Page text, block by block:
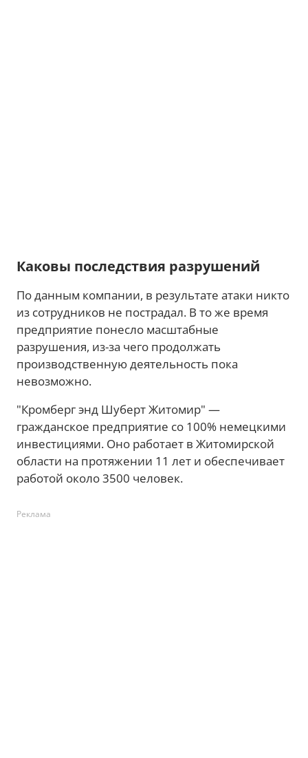
Каковы последствия разрушений
По данным компании, в результате атаки никто
из сотрудников не пострадал. В то же время
предприятие понесло масштабные
разрушения, из-за чего продолжать
производственную деятельность пока
невозможно.
"Кромберг энд Шуберт Житомир" —
гражданское предприятие со 100% немецкими
инвестициями. Оно работает в Житомирской
области на протяжении 11 лет и обеспечивает
работой около 3500 человек.
Реклама